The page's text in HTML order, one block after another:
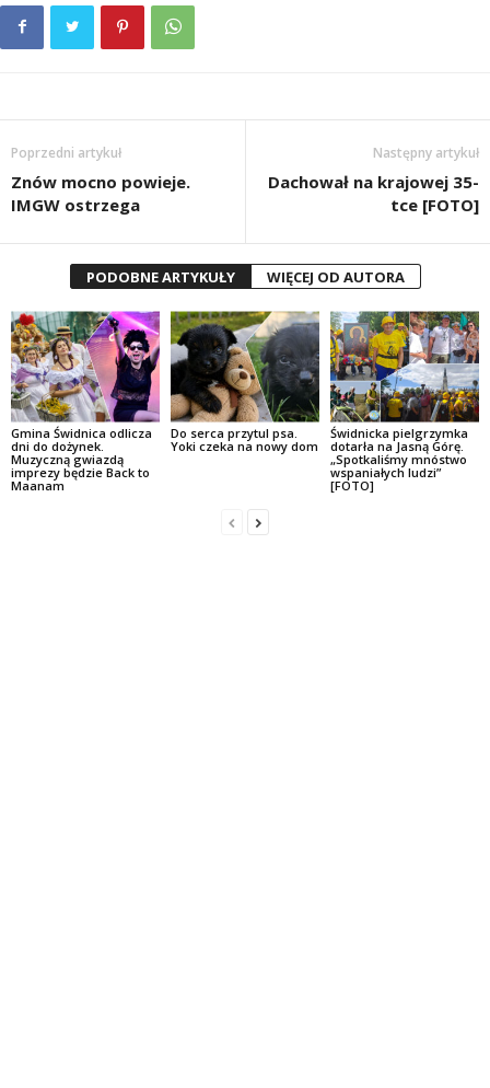
Poprzedni artykuł
Znów mocno powieje.
IMGW ostrzega
Następny artykuł
Dachował na krajowej 35-
tce [FOTO]
PODOBNE ARTYKUŁY WIĘCEJ OD AUTORA
Gmina Świdnica odlicza
dni do dożynek.
Muzyczną gwiazdą
imprezy będzie Back to
Maanam
Do serca przytul psa.
Yoki czeka na nowy dom
Świdnicka pielgrzymka
dotarła na Jasną Górę.
„Spotkaliśmy mnóstwo
wspaniałych ludzi”
[FOTO]